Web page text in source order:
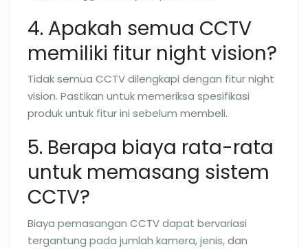
4. Apakah semua CCTV
memiliki fitur night vision?
Tidak semua CCTV dilengkapi dengan fitur night
vision. Pastikan untuk memeriksa spesifikasi
produk untuk fitur ini sebelum membeli.
5. Berapa biaya rata-rata
untuk memasang sistem
CCTV?
Biaya pemasangan CCTV dapat bervariasi
tergantung pada jumlah kamera, jenis, dan